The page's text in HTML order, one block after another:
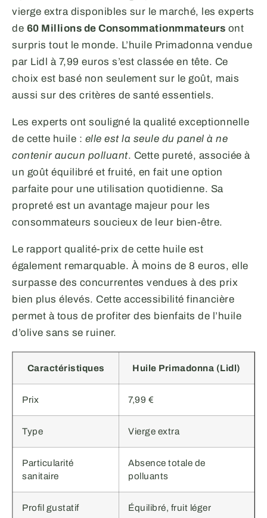
vierge extra disponibles sur le marché, les experts
de 60 Millions de Consommationmmateurs ont
surpris tout le monde. L’huile Primadonna vendue
par Lidl à 7,99 euros s’est classée en tête. Ce
choix est basé non seulement sur le goût, mais
aussi sur des critères de santé essentiels.
Les experts ont souligné la qualité exceptionnelle
de cette huile : elle est la seule du panel à ne
contenir aucun polluant. Cette pureté, associée à
un goût équilibré et fruité, en fait une option
parfaite pour une utilisation quotidienne. Sa
propreté est un avantage majeur pour les
consommateurs soucieux de leur bien-être.
Le rapport qualité-prix de cette huile est
également remarquable. À moins de 8 euros, elle
surpasse des concurrentes vendues à des prix
bien plus élevés. Cette accessibilité financière
permet à tous de profiter des bienfaits de l’huile
d’olive sans se ruiner.
Caractéristiques Huile Primadonna (Lidl)
Prix 7,99 €
Type Vierge extra
Particularité
sanitaire
Absence totale de
polluants
Profil gustatif Équilibré, fruit léger